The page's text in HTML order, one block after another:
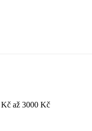
až 3000 Kč